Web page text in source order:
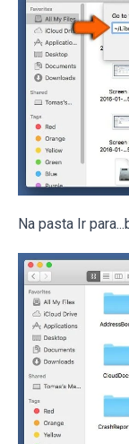
Na pasta Ir